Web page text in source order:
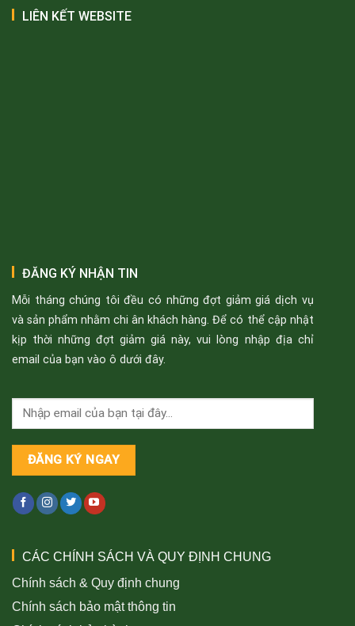
LIÊN KẾT WEBSITE
ĐĂNG KÝ NHẬN TIN
Mỗi tháng chúng tôi đều có những đợt giảm giá dịch vụ
và sản phẩm nhằm chi ân khách hàng. Để có thể cập nhật
kịp thời những đợt giảm giá này, vui lòng nhập địa chỉ
email của bạn vào ô dưới đây.
CÁC CHÍNH SÁCH VÀ QUY ĐỊNH CHUNG
Chính sách & Quy định chung
Chính sách bảo mật thông tin